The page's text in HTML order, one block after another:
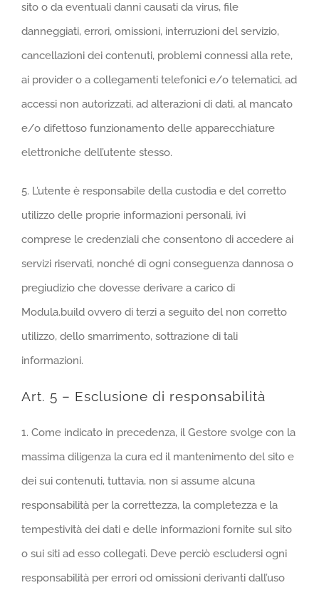
sito o da eventuali danni causati da virus, file
danneggiati, errori, omissioni, interruzioni del servizio,
cancellazioni dei contenuti, problemi connessi alla rete,
ai provider o a collegamenti telefonici e/o telematici, ad
accessi non autorizzati, ad alterazioni di dati, al mancato
e/o difettoso funzionamento delle apparecchiature
elettroniche dell’utente stesso.
5. L’utente è responsabile della custodia e del corretto
utilizzo delle proprie informazioni personali, ivi
comprese le credenziali che consentono di accedere ai
servizi riservati, nonché di ogni conseguenza dannosa o
pregiudizio che dovesse derivare a carico di
Modula.build ovvero di terzi a seguito del non corretto
utilizzo, dello smarrimento, sottrazione di tali
informazioni.
Art. 5 – Esclusione di responsabilità
1. Come indicato in precedenza, il Gestore svolge con la
massima diligenza la cura ed il mantenimento del sito e
dei sui contenuti, tuttavia, non si assume alcuna
responsabilità per la correttezza, la completezza e la
tempestività dei dati e delle informazioni fornite sul sito
o sui siti ad esso collegati. Deve perciò escludersi ogni
responsabilità per errori od omissioni derivanti dall’uso